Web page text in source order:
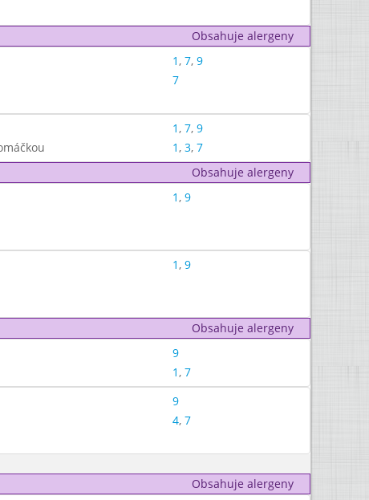
Obsahuje alergeny
1, 7, 9
7
1, 7, 9
1, 3, 7
Obsahuje alergeny
1, 9
1, 9
Obsahuje alergeny
9
1, 7
9
4, 7
Obsahuje alergeny